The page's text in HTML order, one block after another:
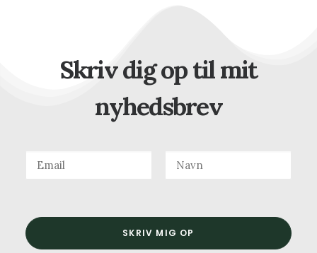
Skriv dig op til mit
nyhedsbrev